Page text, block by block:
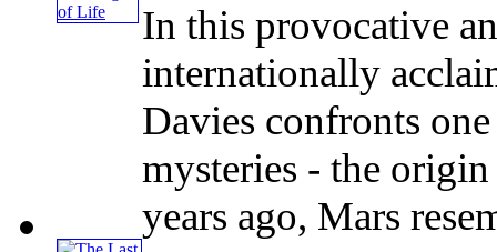
In this provocative
internationally
Davies confronts
mysteries - the
years ago, Mars